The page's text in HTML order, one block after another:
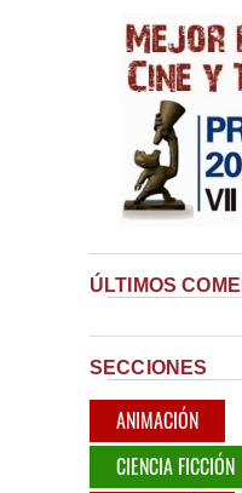
ÚLTIMOS
SECCIONES
ANIMACIÓN
CIENCIA FICCIÓN